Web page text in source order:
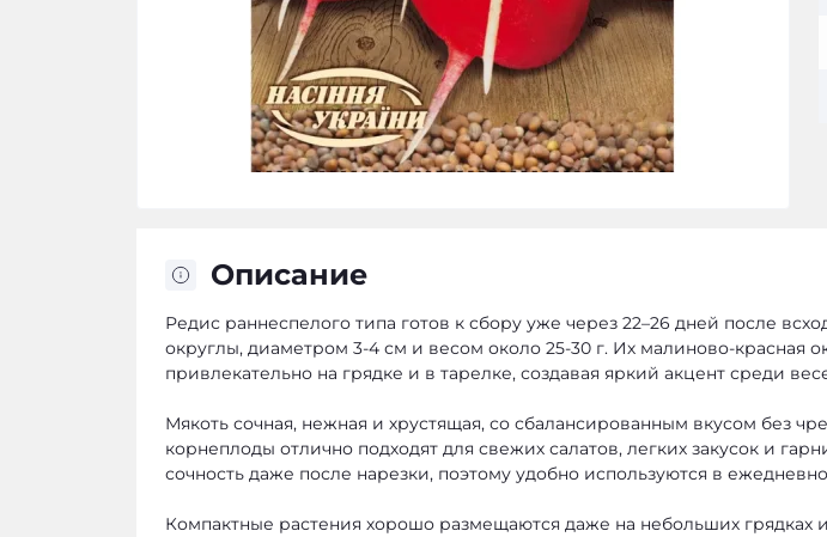
Описание
Редис раннеспелого типа готов к сбору уже через 22–26 дней после
округлы, диаметром 3-4 см и весом около 25-30 г. Их малиново-красная
привлекательно на грядке и в тарелке, создавая яркий акцент среди
Мякоть сочная, нежная и хрустящая, со сбалансированным вкусом без
корнеплоды отлично подходят для свежих салатов, легких закусок и
сочность даже после нарезки, поэтому удобно используются в
Компактные растения хорошо размещаются даже на небольших грядках